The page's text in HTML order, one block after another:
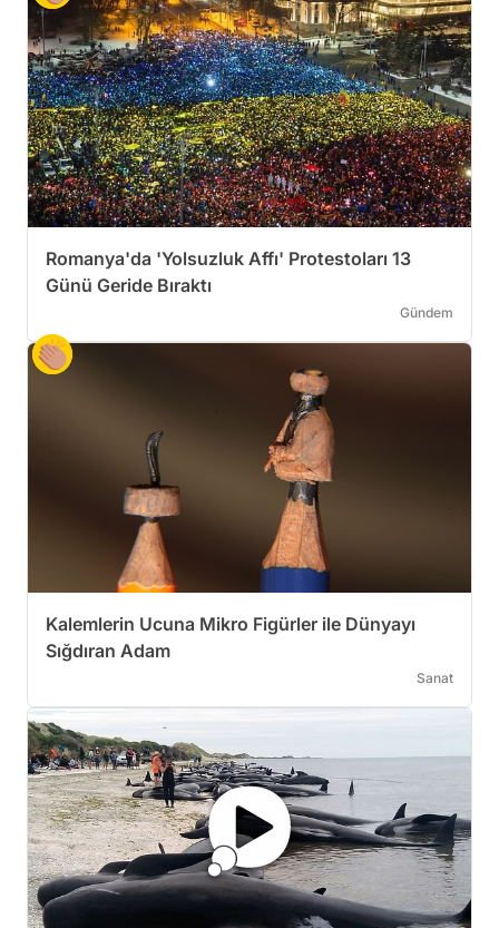
Romanya'da 'Yolsuzluk Affı' Protestoları 13
Günü Geride Bıraktı
Gündem
Kalemlerin Ucuna Mikro Figürler ile Dünyayı
Sığdıran Adam
Sanat